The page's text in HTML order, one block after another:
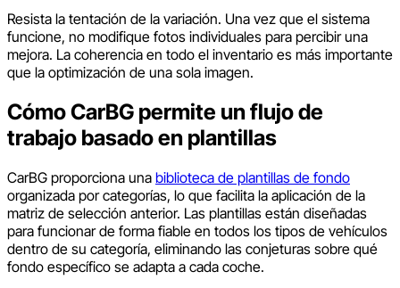
Resista la tentación de la variación. Una vez que el sistema
funcione, no modifique fotos individuales para percibir una
mejora. La coherencia en todo el inventario es más importante
que la optimización de una sola imagen.
Cómo CarBG permite un flujo de
trabajo basado en plantillas
CarBG proporciona una biblioteca de plantillas de fondo
organizada por categorías, lo que facilita la aplicación de la
matriz de selección anterior. Las plantillas están diseñadas
para funcionar de forma fiable en todos los tipos de vehículos
dentro de su categoría, eliminando las conjeturas sobre qué
fondo específico se adapta a cada coche.